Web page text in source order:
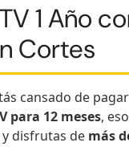
1 Año
Cortes
cansado de
para 12 meses,
y disfrutas de más